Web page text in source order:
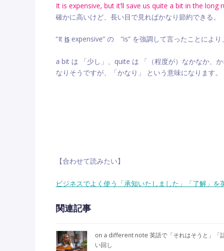
It is expensive, but it’ll save us quite a bit in the long
確かに高いけど、長い目で見ればかなり節約できる。
“It is expensive” の ”is” を強調して言ったことによ
a bit は 「少し」、quite は 「（程度が）なかなか、
なりそうですが、「かなり」 という意味になります。
【合わせて読みたい】
ビジネスでよく使う「承知いたしました」「了解」を
関連記事
on a different note 英語で「それはそうと」「
い回し